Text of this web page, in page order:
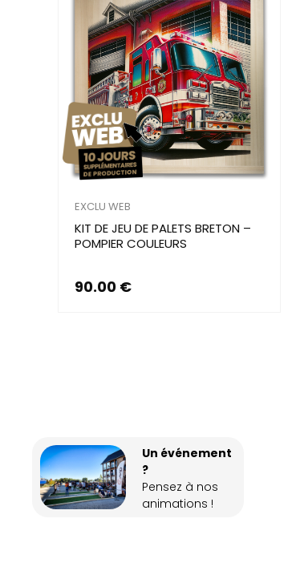
EXCLU WEB
KIT DE JEU DE PALETS BRETON –
POMPIER COULEURS
90.00 €
Un événement
?
Pensez à nos
animations !